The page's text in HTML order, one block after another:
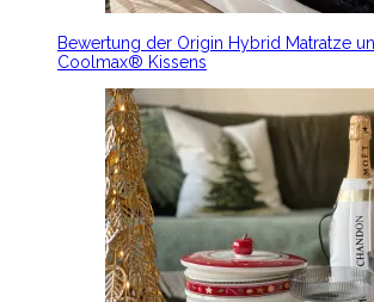
Bewertung der Origin Hybrid Matratze
Coolmax® Kissens